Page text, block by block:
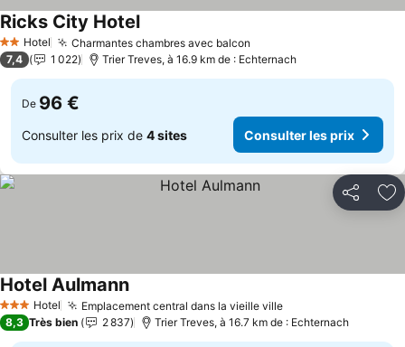
2 Étoiles
Hotel Charmantes chambres avec balcon
Ricks City Hotel
7,4 1 022 Trier Treves, à 16.9 km de : Echternach
De 96 €
Consulter les prix de 4 sites Consulter les prix
Partager
3 ÉtoilesHotel Emplacement central dans la vieille ville
Hotel Aulmann
8,3 Très bien 2 837 Trier Treves, à 16.7 km de : Echternach